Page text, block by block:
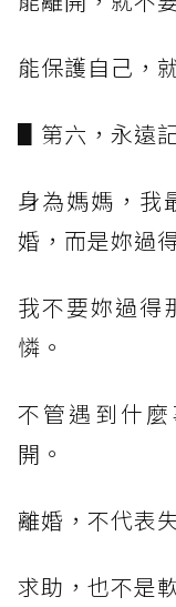
能保護自己，
▋第六，永遠
身為媽媽，我
婚，而是妳過
我不要妳過得
憐。
不管遇到什
開。
離婚，不代表
求助，也不是